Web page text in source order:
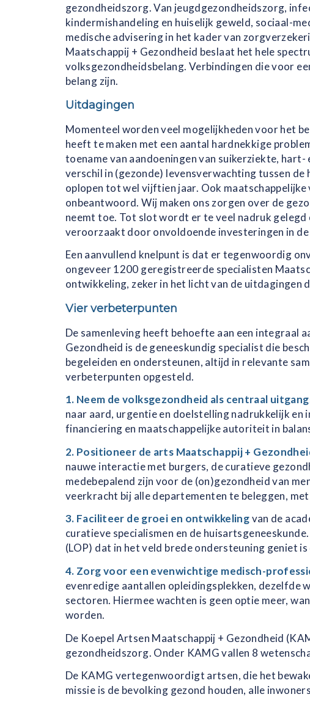
gezondheidszorg. Van jeugdgezondheidszorg,
kindermishandeling en huiselijk geweld, sociaal-
medische advisering in het kader van
Maatschappij + Gezondheid beslaat het hele
volksgezondheidsbelang. Verbindingen die voor
belang zijn.
Uitdagingen
Momenteel worden veel mogelijkheden voor het
heeft te maken met een aantal hardnekkige
toename van aandoeningen van suikerziekte,
verschil in (gezonde) levensverwachting tussen
oplopen tot wel vijftien jaar. Ook
onbeantwoord. Wij maken ons zorgen over de
neemt toe. Tot slot wordt er te veel nadruk gelegd
veroorzaakt door onvoldoende investeringen in
Een aanvullend knelpunt is dat er tegenwoordig
ongeveer 1200 geregistreerde specialisten
ontwikkeling, zeker in het licht van de uitdagingen
Vier verbeterpunten
De samenleving heeft behoefte aan een integraal
Gezondheid is de geneeskundig specialist die
begeleiden en ondersteunen, altijd in relevante
verbeterpunten opgesteld.
1. Neem de volksgezondheid als centraal
naar aard, urgentie en doelstelling nadrukkelijk
financiering en maatschappelijke autoriteit in
2. Positioneer de arts Maatschappij +
nauwe interactie met burgers, de curatieve
medebepalend zijn voor de (on)gezondheid van
veerkracht bij alle departementen te beleggen,
3. Faciliteer de groei en ontwikkelingvan de
curatieve specialismen en de
(LOP) dat in het veld brede ondersteuning geniet
4. Zorg voor een evenwichtige medisch-
evenredige aantallen opleidingsplekken, dezelfde
sectoren. Hiermee wachten is geen optie meer,
worden.
De Koepel Artsen Maatschappij + Gezondheid
gezondheidszorg. Onder KAMG vallen 8
De KAMG vertegenwoordigt artsen, die het
missie is de bevolking gezond houden, alle